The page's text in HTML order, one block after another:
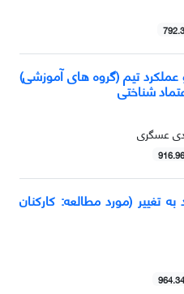
عملکرد تیم (گروه های آموزشی)
شناختی
عسگری
به تغییر (مورد مطالعه: کارکنان